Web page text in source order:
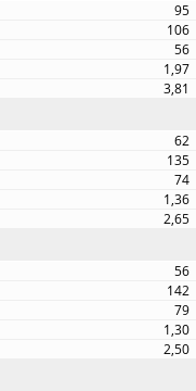
95
106
56
1,97
3,81
62
135
74
1,36
2,65
56
142
79
1,30
2,50